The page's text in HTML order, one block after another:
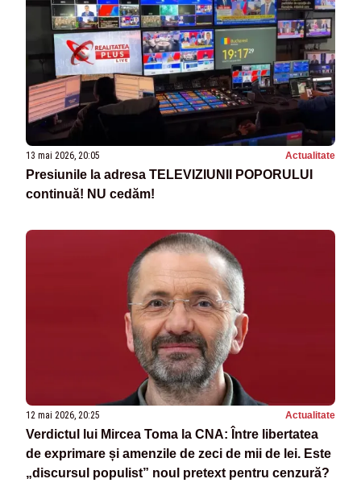
13 mai 2026, 20:05 Actualitate
Presiunile la adresa TELEVIZIUNII POPORULUI
continuă! NU cedăm!
12 mai 2026, 20:25 Actualitate
Verdictul lui Mircea Toma la CNA: Între libertatea
de exprimare și amenzile de zeci de mii de lei. Este
„discursul populist” noul pretext pentru cenzură?